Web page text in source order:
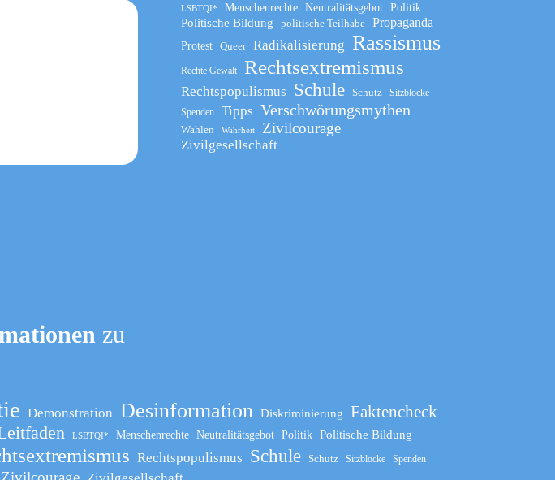
LSBTQI* Menschenrechte Neutralitätsgebot Politik
Politische Bildung politische Teilhabe Propaganda
Protest Queer Radikalisierung Rassismus
Rechte Gewalt Rechtsextremismus
Rechtspopulismus Schule Schutz
Sitzblocke
Spenden
Tipps Verschwörungsmythen
Wahlen Wahrheit Zivilcourage
Zivilgesellschaft
zu
Demonstration Desinformation Diskriminierung Faktencheck
LSBTQI* Menschenrechte Neutralitätsgebot Politik Politische Bildung
Rechtspopulismus Schule Schutz Sitzblocke Spenden